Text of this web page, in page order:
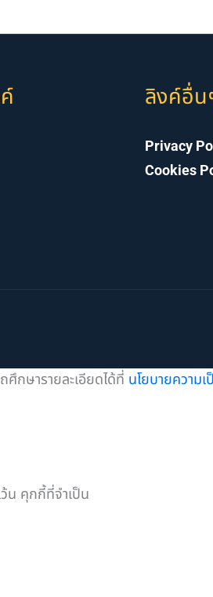
ลิงค์อื่น
Privacy
Cookies
กษารายละเอียดได้ที่ นโยบายความ
น คุกกี้ที่จำเป็น